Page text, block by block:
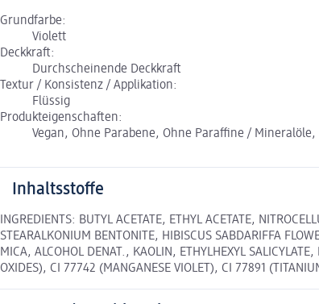
Grundfarbe:
Violett
Deckkraft:
Durchscheinende Deckkraft
Textur / Konsistenz / Applikation:
Flüssig
Produkteigenschaften:
Vegan, Ohne Parabene, Ohne Paraffine /
Inhaltsstoffe
INGREDIENTS: BUTYL ACETATE, ETHYL ACETATE,
STEARALKONIUM BENTONITE, HIBISCUS SABDARIFFA
MICA, ALCOHOL DENAT., KAOLIN, ETHYLHEXYL
OXIDES), CI 77742 (MANGANESE VIOLET), CI 77891